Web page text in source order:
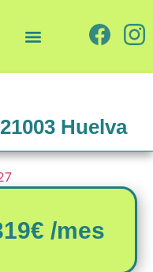
Huelva
/mes